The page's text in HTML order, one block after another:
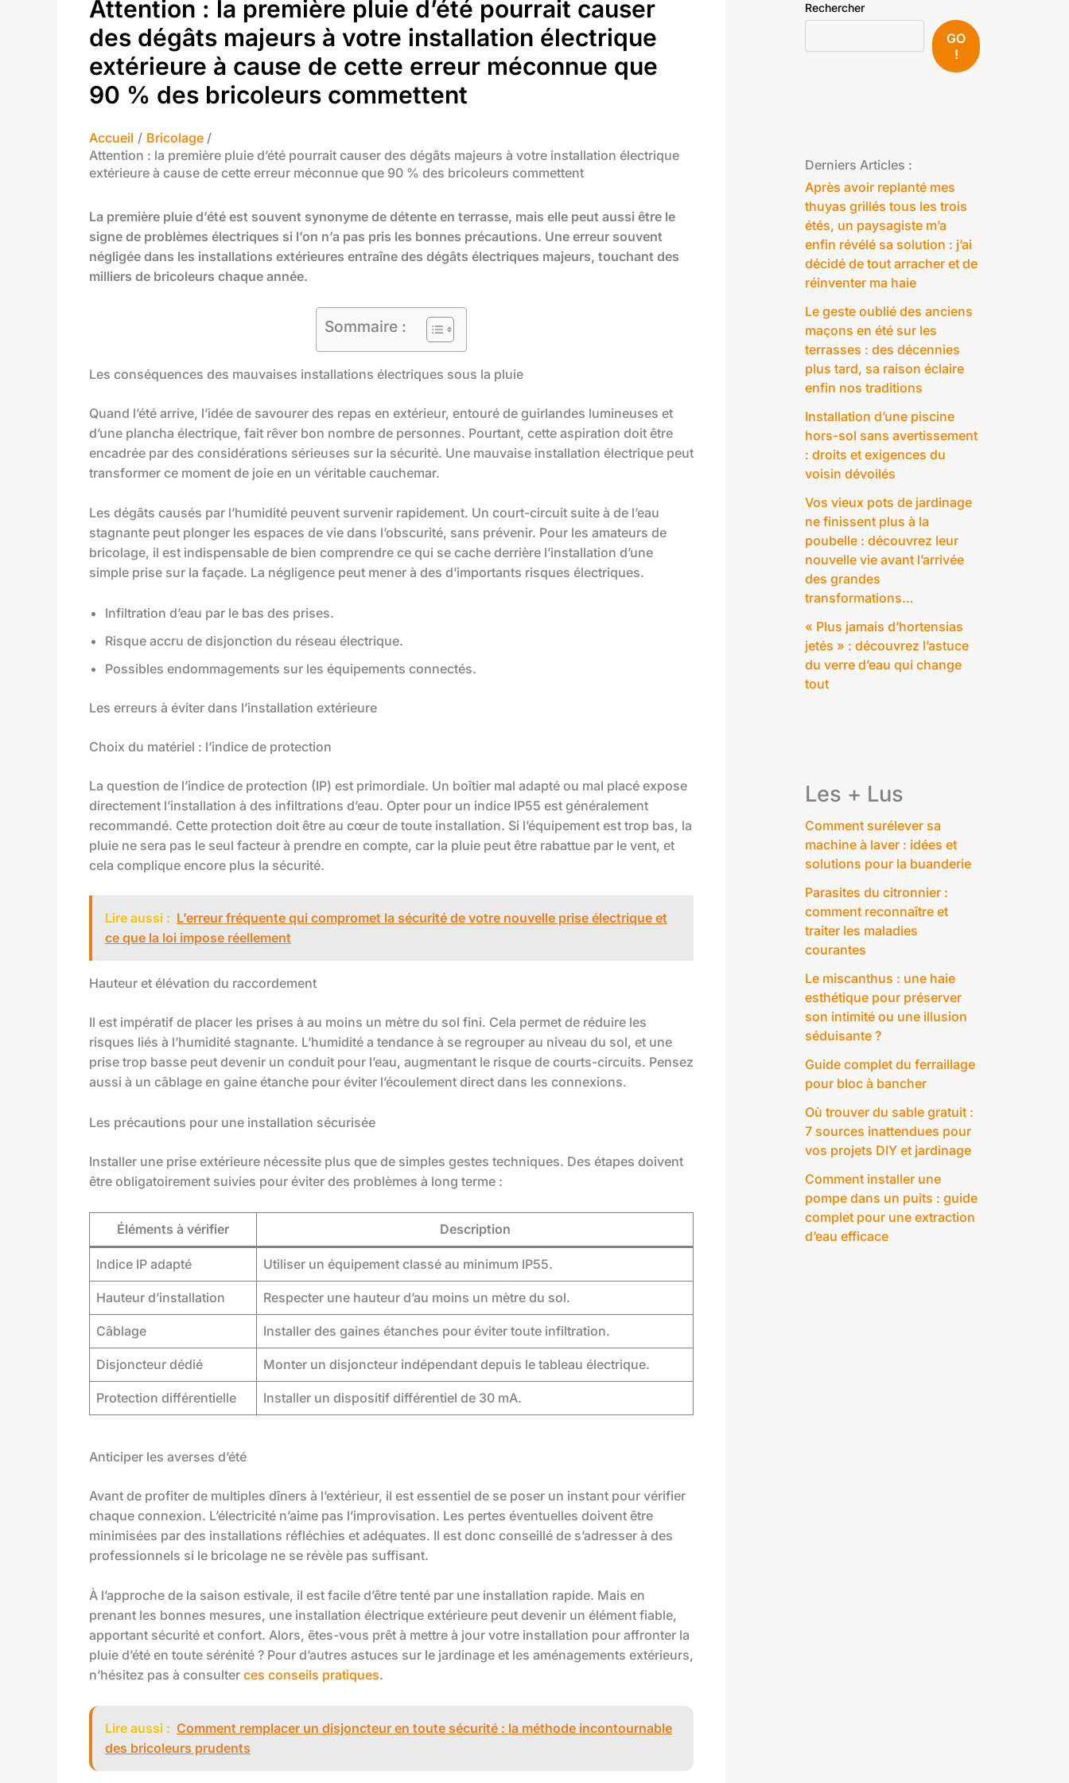
Attention : la première pluie d’été pourrait causer
des dégâts majeurs à votre installation électrique
extérieure à cause de cette erreur méconnue que
90 % des bricoleurs commettent
Accueil
Bricolage
Attention : la première pluie d’été pourrait causer des dégâts majeurs à votre installation électrique
extérieure à cause de cette erreur méconnue que 90 % des bricoleurs commettent
La première pluie d’été est souvent synonyme de détente en terrasse, mais elle peut aussi être le
signe de problèmes électriques si l’on n’a pas pris les bonnes précautions. Une erreur souvent
négligée dans les installations extérieures entraîne des dégâts électriques majeurs, touchant des
milliers de bricoleurs chaque année.
Sommaire :
Les conséquences des mauvaises installations électriques sous la pluie
Quand l’été arrive, l’idée de savourer des repas en extérieur, entouré de guirlandes lumineuses et
d’une plancha électrique, fait rêver bon nombre de personnes. Pourtant, cette aspiration doit être
encadrée par des considérations sérieuses sur la sécurité. Une mauvaise installation électrique peut
transformer ce moment de joie en un véritable cauchemar.
Les dégâts causés par l’humidité peuvent survenir rapidement. Un court-circuit suite à de l’eau
stagnante peut plonger les espaces de vie dans l’obscurité, sans prévenir. Pour les amateurs de
bricolage, il est indispensable de bien comprendre ce qui se cache derrière l’installation d’une
simple prise sur la façade. La négligence peut mener à des d’importants risques électriques.
Infiltration d’eau par le bas des prises.
Risque accru de disjonction du réseau électrique.
Possibles endommagements sur les équipements connectés.
Les erreurs à éviter dans l’installation extérieure
Choix du matériel : l’indice de protection
La question de l’indice de protection (IP) est primordiale. Un boîtier mal adapté ou mal placé expose
directement l’installation à des infiltrations d’eau. Opter pour un indice IP55 est généralement
recommandé. Cette protection doit être au cœur de toute installation. Si l’équipement est trop bas, la
pluie ne sera pas le seul facteur à prendre en compte, car la pluie peut être rabattue par le vent, et
cela complique encore plus la sécurité.
Lire aussi : L’erreur fréquente qui compromet la sécurité de votre nouvelle prise électrique et
ce que la loi impose réellement
Hauteur et élévation du raccordement
Il est impératif de placer les prises à au moins un mètre du sol fini. Cela permet de réduire les
risques liés à l’humidité stagnante. L’humidité a tendance à se regrouper au niveau du sol, et une
prise trop basse peut devenir un conduit pour l’eau, augmentant le risque de courts-circuits. Pensez
aussi à un câblage en gaine étanche pour éviter l’écoulement direct dans les connexions.
Les précautions pour une installation sécurisée
Installer une prise extérieure nécessite plus que de simples gestes techniques. Des étapes doivent
être obligatoirement suivies pour éviter des problèmes à long terme :
Éléments à vérifier Description
Indice IP adapté Utiliser un équipement classé au minimum IP55.
Hauteur d’installation Respecter une hauteur d’au moins un mètre du sol.
Câblage Installer des gaines étanches pour éviter toute infiltration.
Disjoncteur dédié Monter un disjoncteur indépendant depuis le tableau électrique.
Protection différentielle Installer un dispositif différentiel de 30 mA.
Anticiper les averses d’été
Avant de profiter de multiples dîners à l’extérieur, il est essentiel de se poser un instant pour vérifier
chaque connexion. L’électricité n’aime pas l’improvisation. Les pertes éventuelles doivent être
minimisées par des installations réfléchies et adéquates. Il est donc conseillé de s’adresser à des
professionnels si le bricolage ne se révèle pas suffisant.
À l’approche de la saison estivale, il est facile d’être tenté par une installation rapide. Mais en
prenant les bonnes mesures, une installation électrique extérieure peut devenir un élément fiable,
apportant sécurité et confort. Alors, êtes-vous prêt à mettre à jour votre installation pour affronter la
pluie d’été en toute sérénité ? Pour d’autres astuces sur le jardinage et les aménagements extérieurs,
n’hésitez pas à consulter ces conseils pratiques.
Lire aussi : Comment remplacer un disjoncteur en toute sécurité : la méthode incontournable
des bricoleurs prudents
Rechercher
GO
!
Derniers Articles :
Après avoir replanté mes
thuyas grillés tous les trois
étés, un paysagiste m’a
enfin révélé sa solution : j’ai
décidé de tout arracher et de
réinventer ma haie
Le geste oublié des anciens
maçons en été sur les
terrasses : des décennies
plus tard, sa raison éclaire
enfin nos traditions
Installation d’une piscine
hors-sol sans avertissement
: droits et exigences du
voisin dévoilés
Vos vieux pots de jardinage
ne finissent plus à la
poubelle : découvrez leur
nouvelle vie avant l’arrivée
des grandes
transformations…
« Plus jamais d’hortensias
jetés » : découvrez l’astuce
du verre d’eau qui change
tout
Les + Lus
Comment surélever sa
machine à laver : idées et
solutions pour la buanderie
Parasites du citronnier :
comment reconnaître et
traiter les maladies
courantes
Le miscanthus : une haie
esthétique pour préserver
son intimité ou une illusion
séduisante ?
Guide complet du ferraillage
pour bloc à bancher
Où trouver du sable gratuit :
7 sources inattendues pour
vos projets DIY et jardinage
Comment installer une
pompe dans un puits : guide
complet pour une extraction
d’eau efficace